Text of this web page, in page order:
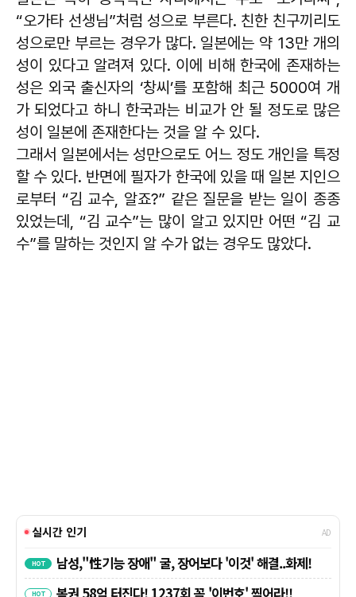
“오가타 선생님”처럼 성으로 부른다. 친한 친구끼리도
성으로만 부르는 경우가 많다. 일본에는 약 13만 개의
성이 있다고 알려져 있다. 이에 비해 한국에 존재하는
성은 외국 출신자의 ‘창씨’를 포함해 최근 5000여 개
가 되었다고 하니 한국과는 비교가 안 될 정도로 많은
성이 일본에 존재한다는 것을 알 수 있다.
그래서 일본에서는 성만으로도 어느 정도 개인을 특정
할 수 있다. 반면에 필자가 한국에 있을 때 일본 지인으
로부터 “김 교수, 알죠?” 같은 질문을 받는 일이 종종
있었는데, “김 교수”는 많이 알고 있지만 어떤 “김 교
수”를 말하는 것인지 알 수가 없는 경우도 많았다.